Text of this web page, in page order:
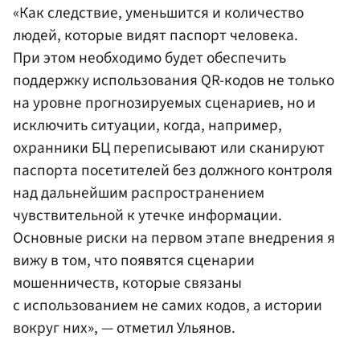
«Как следствие, уменьшится и количество
людей, которые видят паспорт человека.
При этом необходимо будет обеспечить
поддержку использования QR-кодов не только
на уровне прогнозируемых сценариев, но и
исключить ситуации, когда, например,
охранники БЦ переписывают или сканируют
паспорта посетителей без должного контроля
над дальнейшим распространением
чувствительной к утечке информации.
Основные риски на первом этапе внедрения я
вижу в том, что появятся сценарии
мошенничеств, которые связаны
с использованием не самих кодов, а истории
вокруг них», — отметил Ульянов.